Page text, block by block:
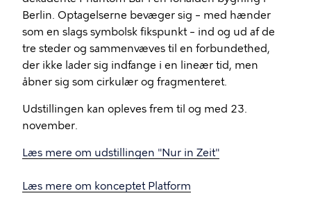
Berlin. Optagelserne bevæger sig – med hænder
som en slags symbolsk fikspunkt – ind og ud af de
tre steder og sammenvæves til en forbundethed,
der ikke lader sig indfange i en lineær tid, men
åbner sig som cirkulær og fragmenteret.
Udstillingen kan opleves frem til og med 23.
november.
Læs mere om udstillingen "Nur in Zeit"
Læs mere om konceptet Platform